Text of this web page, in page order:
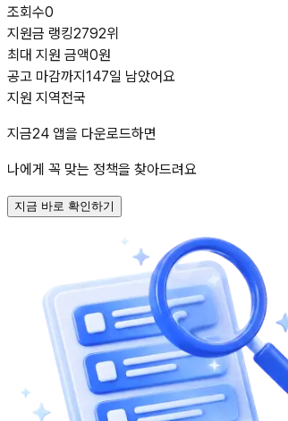
조회수0
지원금 랭킹2792위
최대 지원 금액0원
공고 마감까지147일 남았어요
지원 지역전국
지금24 앱을 다운로드하면
나에게 꼭 맞는 정책을 찾아드려요
지금 바로 확인하기